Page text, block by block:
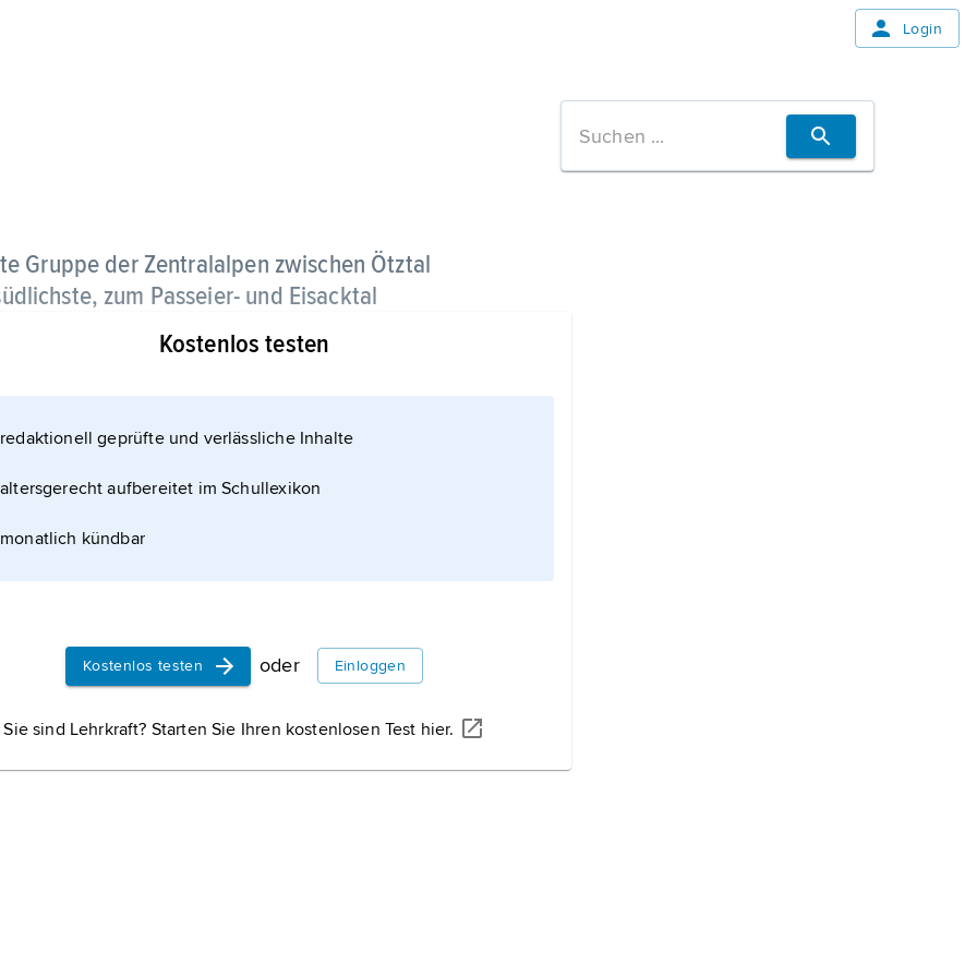
Login
Gruppe der Zentralalpen zwischen Ötztal
zum Passeier- und Eisacktal
(die Täler vom Jaufenpass bilden die
gegliedert durch Sellrain-, Gschnitz- und
von Innsbruck) und Neustift im
Kostenlos testen
redaktionell geprüfte und verlässliche Inhalte
altersgerecht aufbereitet im Schullexikon
monatlich kündbar
Kostenlos testen oder Einloggen
Sie sind Lehrkraft? Starten Sie Ihren kostenlosen Test hier.